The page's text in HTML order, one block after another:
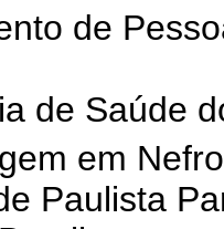
de
de Saúde
em
Paulista